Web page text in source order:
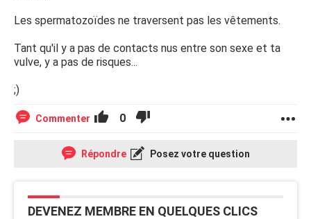
Les spermatozoïdes ne traversent pas les vêtements.
Tant qu'il y a pas de contacts nus entre son sexe et ta
vulve, y a pas de risques...
;)
Commenter 0
Répondre Posez votre question
DEVENEZ MEMBRE EN QUELQUES CLICS